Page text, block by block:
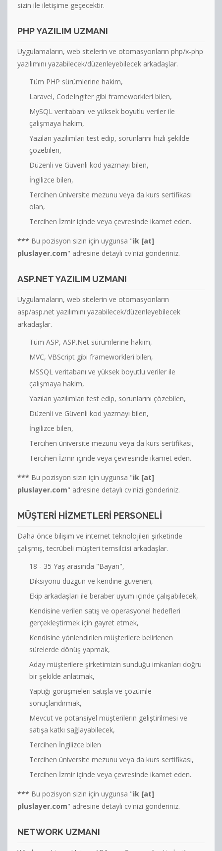
sizin ile iletişime geçecektir.
PHP YAZILIM UZMANI
Uygulamaların, web sitelerin ve otomasyonların php/x-php
yazılımını yazabilecek/düzenleyebilecek arkadaşlar.
Tüm PHP sürümlerine hakim,
Laravel, CodeIngiter gibi frameworkleri bilen,
MySQL veritabanı ve yüksek boyutlu veriler ile
çalışmaya hakim,
Yazılan yazılımları test edip, sorunlarını hızlı şekilde
çözebilen,
Düzenli ve Güvenli kod yazmayı bilen,
İngilizce bilen,
Tercihen üniversite mezunu veya da kurs sertifikası
olan,
Tercihen İzmir içinde veya çevresinde ikamet eden.
*** Bu pozisyon sizin için uygunsa "ik [at]
pluslayer.com" adresine detaylı cv'nizi gönderiniz.
ASP.NET YAZILIM UZMANI
Uygulamaların, web sitelerin ve otomasyonların
asp/asp.net yazılımını yazabilecek/düzenleyebilecek
arkadaşlar.
Tüm ASP, ASP.Net sürümlerine hakim,
MVC, VBScript gibi frameworkleri bilen,
MSSQL veritabanı ve yüksek boyutlu veriler ile
çalışmaya hakim,
Yazılan yazılımları test edip, sorunlarını çözebilen,
Düzenli ve Güvenli kod yazmayı bilen,
İngilizce bilen,
Tercihen üniversite mezunu veya da kurs sertifikası,
Tercihen İzmir içinde veya çevresinde ikamet eden.
*** Bu pozisyon sizin için uygunsa "ik [at]
pluslayer.com" adresine detaylı cv'nizi gönderiniz.
MÜŞTERI HIZMETLERI PERSONELI
Daha önce bilişim ve internet teknolojileri şirketinde
çalışmış, tecrübeli müşteri temsilcisi arkadaşlar.
18 - 35 Yaş arasında "Bayan",
Diksiyonu düzgün ve kendine güvenen,
Ekip arkadaşları ile beraber uyum içinde çalışabilecek,
Kendisine verilen satış ve operasyonel hedefleri
gerçekleştirmek için gayret etmek,
Kendisine yönlendirilen müşterilere belirlenen
sürelerde dönüş yapmak,
Aday müşterilere şirketimizin sunduğu imkanları doğru
bir şekilde anlatmak,
Yaptığı görüşmeleri satışla ve çözümle
sonuçlandırmak,
Mevcut ve potansiyel müşterilerin geliştirilmesi ve
satışa katkı sağlayabilecek,
Tercihen İngilizce bilen
Tercihen üniversite mezunu veya da kurs sertifikası,
Tercihen İzmir içinde veya çevresinde ikamet eden.
*** Bu pozisyon sizin için uygunsa "ik [at]
pluslayer.com" adresine detaylı cv'nizi gönderiniz.
NETWORK UZMANI